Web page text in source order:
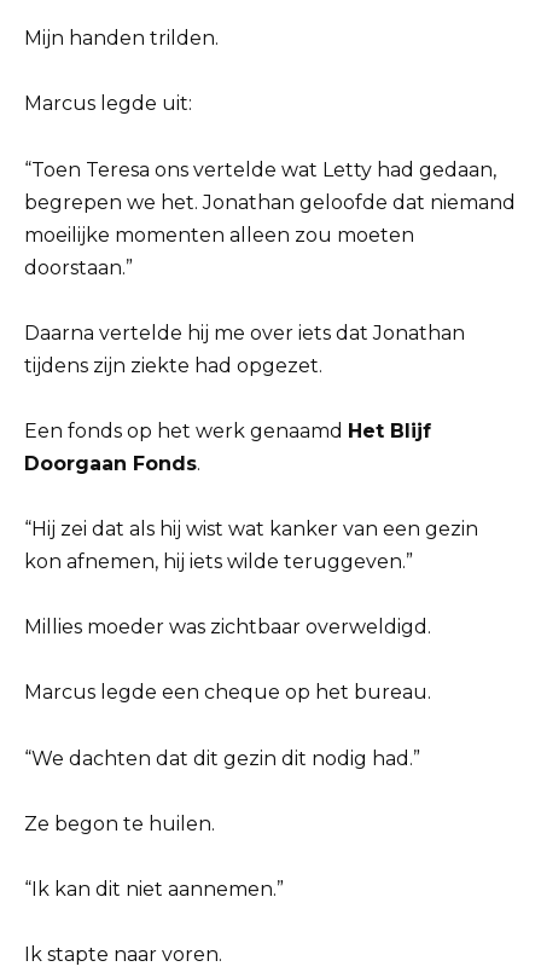
Mijn handen trilden.
Marcus legde uit:
“Toen Teresa ons vertelde wat Letty had gedaan,
begrepen we het. Jonathan geloofde dat niemand
moeilijke momenten alleen zou moeten
doorstaan.”
Daarna vertelde hij me over iets dat Jonathan
tijdens zijn ziekte had opgezet.
Een fonds op het werk genaamd Het Blijf
Doorgaan Fonds.
“Hij zei dat als hij wist wat kanker van een gezin
kon afnemen, hij iets wilde teruggeven.”
Millies moeder was zichtbaar overweldigd.
Marcus legde een cheque op het bureau.
“We dachten dat dit gezin dit nodig had.”
Ze begon te huilen.
“Ik kan dit niet aannemen.”
Ik stapte naar voren.